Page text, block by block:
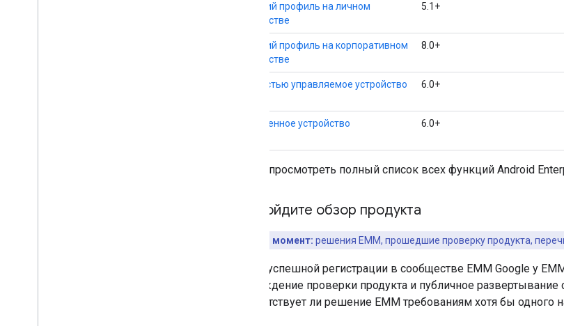
Рабочий профиль на личном
устройстве
5.1+
Рабочий профиль на корпоративном
устройстве
8.0+
Полностью управляемое устройство 6.0+
Выделенное устройство 6.0+
Чтобы просмотреть полный список всех функций Android
Пройдите обзор продукта
Ключевой момент: решения EMM, прошедшие проверку продукта,
После успешной регистрации в сообществе EMM Google у
прохождение проверки продукта и публичное
соответствует ли решение EMM требованиям хотя бы одного